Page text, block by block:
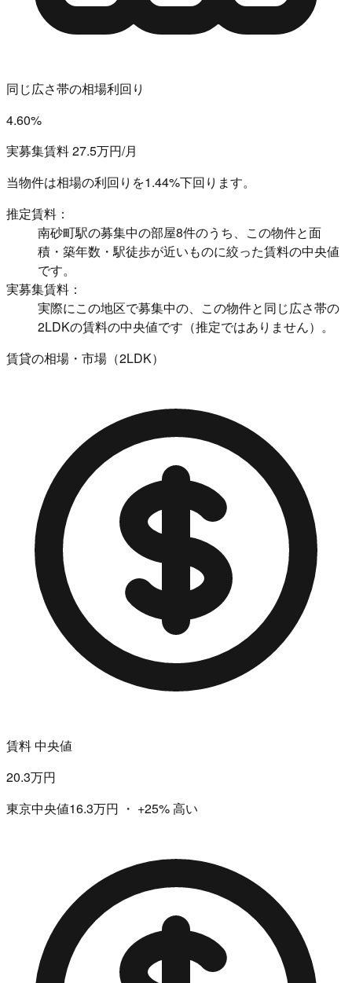
同じ広さ帯の相場利回り
4.60%
実募集賃料 27.5万円/月
当物件は相場の利回りを1.44%下回ります。
推定賃料：
南砂町駅の募集中の部屋8件のうち、この物件と面
積・築年数・駅徒歩が近いものに絞った賃料の中央値
です。
実募集賃料：
実際にこの地区で募集中の、この物件と同じ広さ帯の
2LDKの賃料の中央値です（推定ではありません）。
賃貸の相場・市場（2LDK）
賃料 中央値
20.3万円
東京中央値16.3万円 ・ +25%高い